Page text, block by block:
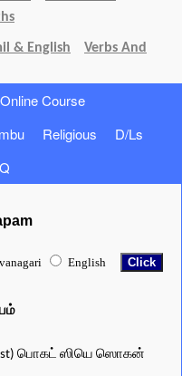
& English
Verbs And
Online Course
Religious
D/Ls
English
பொகட் ஸியெ ஸொகன்